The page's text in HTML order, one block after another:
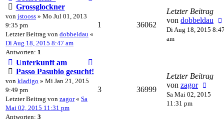
Grossglockner
von jstooss » Mo Jul 01, 2013
9:35 pm
Letzter Beitrag von dobbeldau «
Di Aug 18, 2015 8:47 am
Antworten: 1
1 36062
Letzter Beitrag
von dobbeldau
Di Aug 18, 2015
am
Unterkunft am
Passo Pasubio gesucht!
von kladigo » Mi Jan 21, 2015
9:49 pm
Letzter Beitrag von zagor« Sa
Mai 02, 2015 11:31 pm
Antworten: 3
3 36999
Letzter Beitrag
von zagor
Sa Mai 02, 2015
11:31 pm